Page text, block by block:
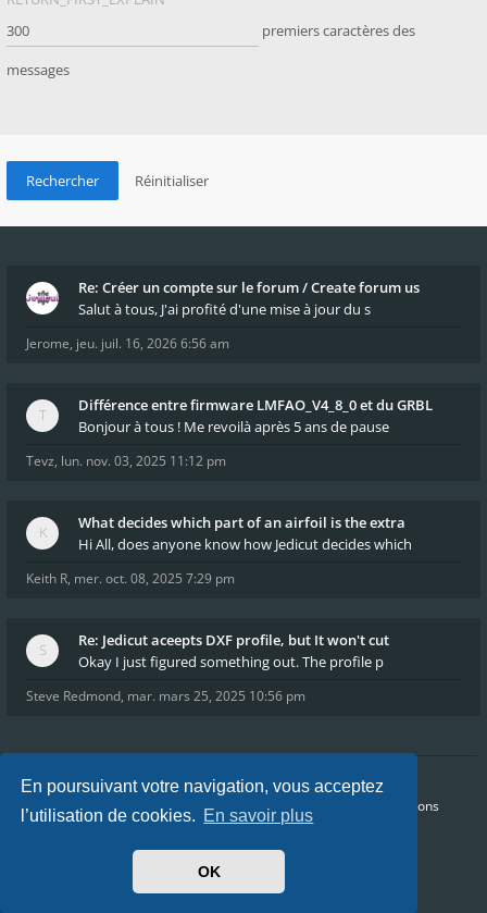
En poursuivant votre navigation, vous acceptez
l’utilisation de cookies. En savoir plus
OK
premiers caractères des
messages
Re: Créer un compte sur le forum / Create forum us
Salut à tous, J'ai profité d'une mise à jour du s
Jerome, jeu. juil. 16, 2026 6:56 am
Différence entre firmware LMFAO_V4_8_0 et du GRBL
Bonjour à tous ! Me revoilà après 5 ans de pause
Tevz, lun. nov. 03, 2025 11:12 pm
What decides which part of an airfoil is the extra
Hi All, does anyone know how Jedicut decides which
Keith R, mer. oct. 08, 2025 7:29 pm
Re: Jedicut aceepts DXF profile, but It won't cut
Okay I just figured something out. The profile p
Steve Redmond, mar. mars 25, 2025 10:56 pm
Accueil Index du forum Confidentialité
Conditions
Nous sommes le sam. août 08, 2026 5:20 pm